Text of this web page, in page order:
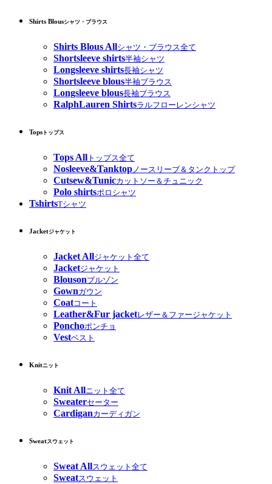
Shirts Blousシャツ・ブラウス
Shirts Blous Allシャツ・ブラウス全て
Shortsleeve shirts半袖シャツ
Longsleeve shirts長袖シャツ
Shortsleeve blous半袖ブラウス
Longsleeve blous長袖ブラウス
RalphLauren Shirtsラルフローレンシャツ
Tops トップス
Tops All トップス全て
Nosleeve&Tanktop ノースリーブ＆タンクトップ
Cutsew&Tunicカットソー＆チュニック
Polo shirtsポロシャツ
TshirtsTシャツ
Jacketジャケット
Jacket Allジャケット全て
Jacketジャケット
Blousonブルゾン
Gownガウン
Coatコート
Leather&Fur jacketレザー＆ファージャケット
Ponchoポンチョ
Vestベスト
Knitニット
Knit Allニット全て
Sweaterセーター
Cardiganカーディガン
Sweatスウェット
Sweat Allスウェット全て
Sweatスウェット